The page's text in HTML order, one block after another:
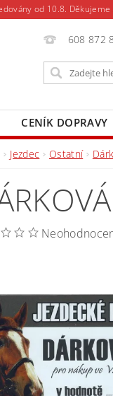
od 10.8.
608 872
CENÍK DOPRAVY
Jezdec Ostatní